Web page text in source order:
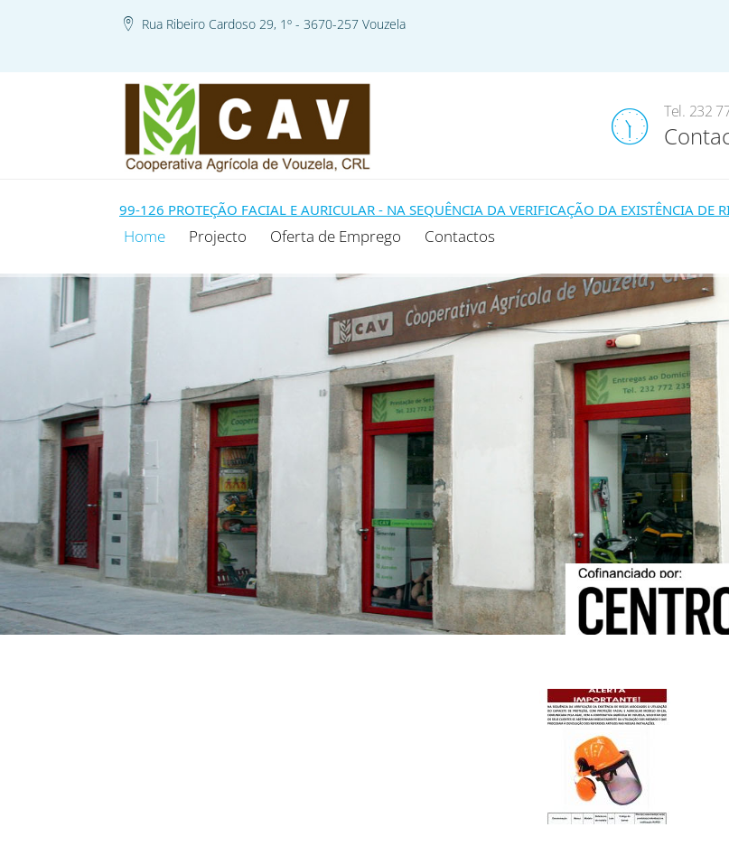
Rua Ribeiro Cardoso 29, 1º - 3670-257 Vouzela
Tel. 232
Home Projecto Oferta de Emprego Contactos
MODELO 99-126 PROTEÇÃO FACIAL E AURICULAR - NA SEQUÊNCIA DA VERIFICAÇÃO DA EXISTÊNCIA DE